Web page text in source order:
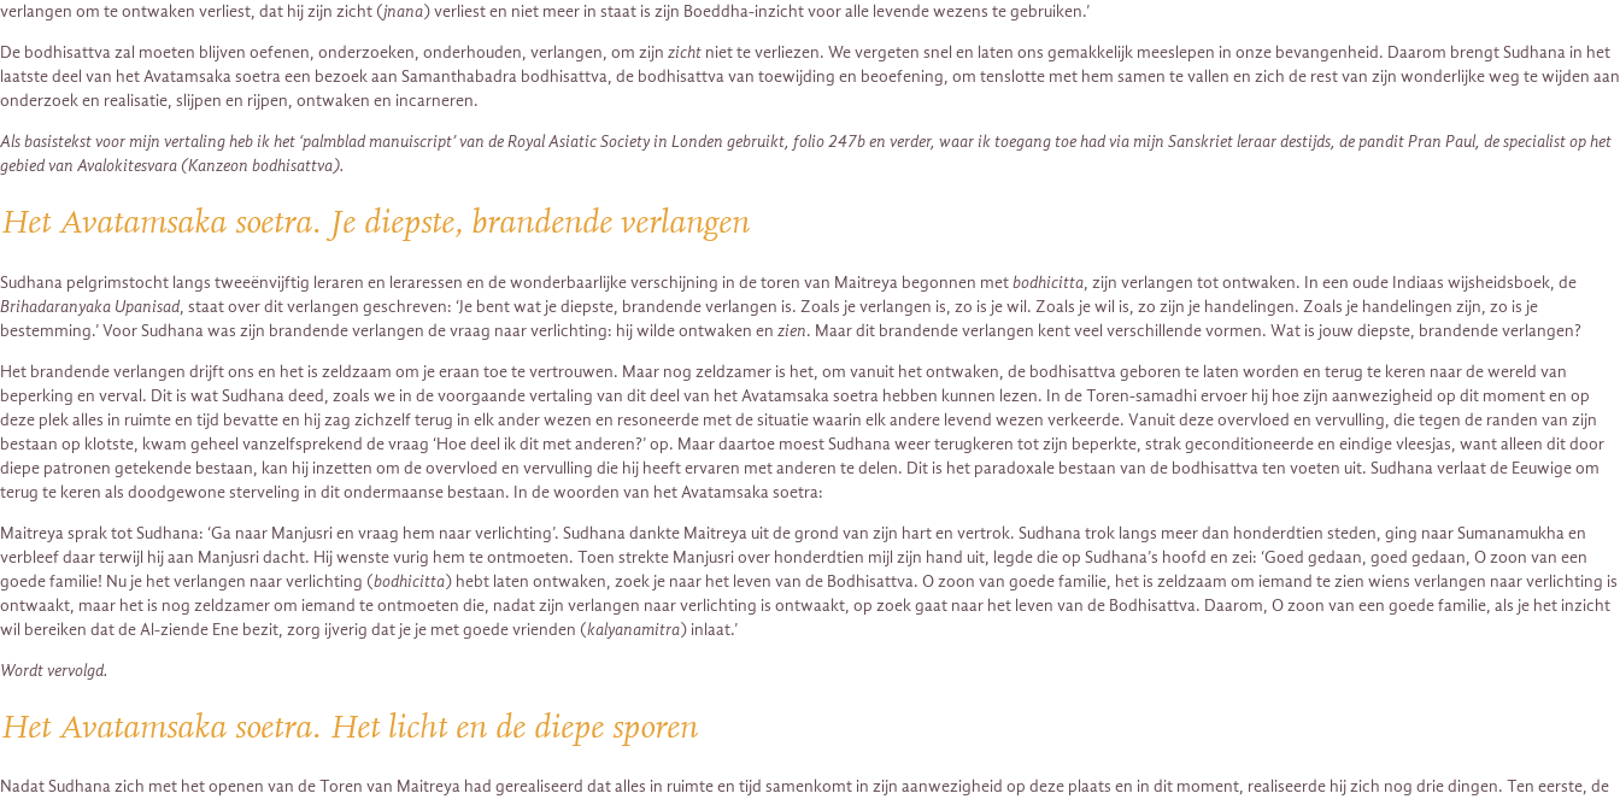
verlangen om te ontwaken verliest, dat hij zijn zicht (jnana) verliest en niet meer in staat is zijn Boeddha-inzicht voor alle levende wezens te gebruiken.’
De bodhisattva zal moeten blijven oefenen, onderzoeken, onderhouden, verlangen, om zijn zicht niet te verliezen. We vergeten snel en laten ons gemakkelijk meeslepen in onze bevangenheid. Daarom brengt Sudhana in het
laatste deel van het Avatamsaka soetra een bezoek aan Samanthabadra bodhisattva, de bodhisattva van toewijding en beoefening, om tenslotte met hem samen te vallen en zich de rest van zijn wonderlijke weg te wijden aan
onderzoek en realisatie, slijpen en rijpen, ontwaken en incarneren.
Als basistekst voor mijn vertaling heb ik het ‘palmblad manuiscript’ van de Royal Asiatic Society in Londen gebruikt, folio 247b en verder, waar ik toegang toe had via mijn Sanskriet leraar destijds, de pandit Pran Paul, de specialist op het
gebied van Avalokitesvara (Kanzeon bodhisattva).
Het Avatamsaka soetra. Je diepste, brandende verlangen
Sudhana pelgrimstocht langs tweeënvijftig leraren en leraressen en de wonderbaarlijke verschijning in de toren van Maitreya begonnen metbodhicitta, zijn verlangen tot ontwaken. In een oude Indiaas wijsheidsboek, de
Brihadaranyaka Upanisad, staat over dit verlangen geschreven: ‘Je bent wat je diepste, brandende verlangen is. Zoals je verlangen is, zo is je wil. Zoals je wil is, zo zijn je handelingen. Zoals je handelingen zijn, zo is je
bestemming.’ Voor Sudhana was zijn brandende verlangen de vraag naar verlichting: hij wilde ontwaken en zien. Maar dit brandende verlangen kent veel verschillende vormen. Wat is jouw diepste, brandende verlangen?
Het brandende verlangen drijft ons en het is zeldzaam om je eraan toe te vertrouwen. Maar nog zeldzamer is het, om vanuit het ontwaken, de bodhisattva geboren te laten worden en terug te keren naar de wereld van
beperking en verval. Dit is wat Sudhana deed, zoals we in de voorgaande vertaling van dit deel van het Avatamsaka soetra hebben kunnen lezen. In de Toren-samadhi ervoer hij hoe zijn aanwezigheid op dit moment en op
deze plek alles in ruimte en tijd bevatte en hij zag zichzelf terug in elk ander wezen en resoneerde met de situatie waarin elk andere levend wezen verkeerde. Vanuit deze overvloed en vervulling, die tegen de randen van zijn
bestaan op klotste, kwam geheel vanzelfsprekend de vraag ‘Hoe deel ik dit met anderen?’ op. Maar daartoe moest Sudhana weer terugkeren tot zijn beperkte, strak geconditioneerde en eindige vleesjas, want alleen dit door
diepe patronen getekende bestaan, kan hij inzetten om de overvloed en vervulling die hij heeft ervaren met anderen te delen. Dit is het paradoxale bestaan van de bodhisattva ten voeten uit. Sudhana verlaat de Eeuwige om
terug te keren als doodgewone sterveling in dit ondermaanse bestaan. In de woorden van het Avatamsaka soetra:
Maitreya sprak tot Sudhana: ‘Ga naar Manjusri en vraag hem naar verlichting’. Sudhana dankte Maitreya uit de grond van zijn hart en vertrok. Sudhana trok langs meer dan honderdtien steden, ging naar Sumanamukha en
verbleef daar terwijl hij aan Manjusri dacht. Hij wenste vurig hem te ontmoeten. Toen strekte Manjusri over honderdtien mijl zijn hand uit, legde die op Sudhana’s hoofd en zei: ‘Goed gedaan, goed gedaan, O zoon van een
goede familie! Nu je het verlangen naar verlichting (bodhicitta) hebt laten ontwaken, zoek je naar het leven van de Bodhisattva. O zoon van goede familie, het is zeldzaam om iemand te zien wiens verlangen naar verlichting is
ontwaakt, maar het is nog zeldzamer om iemand te ontmoeten die, nadat zijn verlangen naar verlichting is ontwaakt, op zoek gaat naar het leven van de Bodhisattva. Daarom, O zoon van een goede familie, als je het inzicht
wil bereiken dat de Al-ziende Ene bezit, zorg ijverig dat je je met goede vrienden (kalyanamitra) inlaat.’
Wordt vervolgd.
Het Avatamsaka soetra. Het licht en de diepe sporen
Nadat Sudhana zich met het openen van de Toren van Maitreya had gerealiseerd dat alles in ruimte en tijd samenkomt in zijn aanwezigheid op deze plaats en in dit moment, realiseerde hij zich nog drie dingen. Ten eerste, de